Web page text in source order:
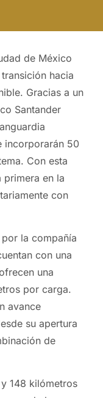
de México
hacia
Gracias a un
Santander
incorporarán 50
Con esta
primera en la
con
la compañía
con una
una
por carga.
avance
su apertura
de
148 kilómetros